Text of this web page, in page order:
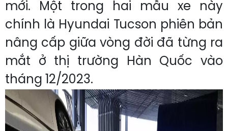
mới. Một trong hai mẫu xe này
chính là Hyundai Tucson phiên bản
nâng cấp giữa vòng đời đã từng ra
mắt ở thị trường Hàn Quốc vào
tháng 12/2023.